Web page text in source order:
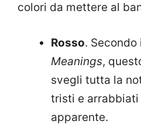
colori da mettere al
Rosso.
Meanings,
svegli tutta la
tristi e arrabbiati
apparente.